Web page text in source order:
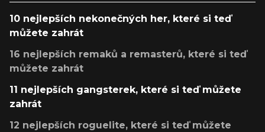
10 nejlepších nekonečných her, které si teď
můžete zahrát
16 nejlepších remaků a remasterů, které si teď
můžete zahrát
11 nejlepších gangsterek, které si teď můžete
zahrát
12 nejlepších roguelite, které si teď můžete